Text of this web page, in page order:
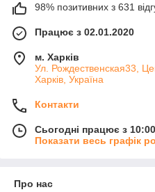
98% позитивних з 631
Працює з 02.01.2020
м. Харків
Ул. Рождественская33,
Харків, Україна
Контакти
Сьогодні працює з
Показати весь графік
Про нас